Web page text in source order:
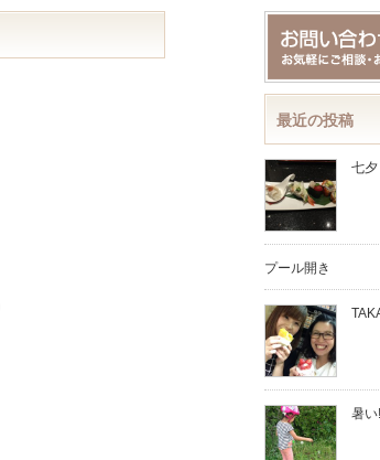
最近の投稿
七夕
プール開き
暑い